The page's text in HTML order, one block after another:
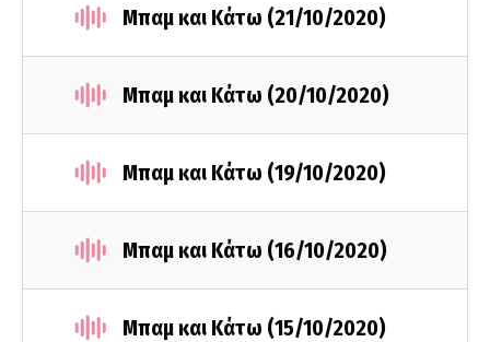
Μπαμ και Κάτω (21/10/2020)
Μπαμ και Κάτω (20/10/2020)
Μπαμ και Κάτω (19/10/2020)
Μπαμ και Κάτω (16/10/2020)
Μπαμ και Κάτω (15/10/2020)